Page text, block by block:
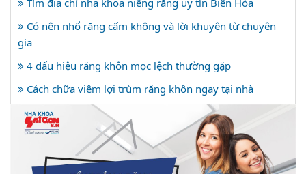
Có nên nhổ răng cấm không và lời khuyên từ chuyên
gia
4 dấu hiệu răng khôn mọc lệch thường gặp
Cách chữa viêm lợi trùm răng khôn ngay tại nhà